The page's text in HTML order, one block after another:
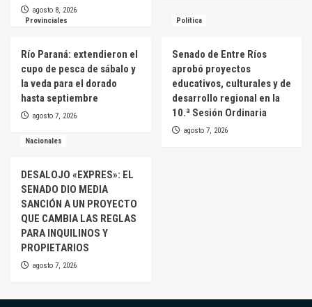
agosto 8, 2026
Provinciales
Río Paraná: extendieron el
cupo de pesca de sábalo y
la veda para el dorado
hasta septiembre
agosto 7, 2026
Política
Senado de Entre Ríos
aprobó proyectos
educativos, culturales y de
desarrollo regional en la
10.ª Sesión Ordinaria
agosto 7, 2026
Nacionales
DESALOJO «EXPRES»: EL
SENADO DIO MEDIA
SANCIÓN A UN PROYECTO
QUE CAMBIA LAS REGLAS
PARA INQUILINOS Y
PROPIETARIOS
agosto 7, 2026